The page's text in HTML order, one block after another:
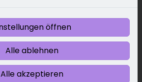
von Veränderungen
Personen
an der
öffnen
Alle ablehnen
Alle akzeptieren